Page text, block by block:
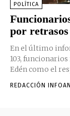
POLÍTICA
por
En el último
103,
Edén como el
REDACCIÓN